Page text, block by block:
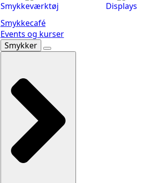
Smykkeværktøj
Displays
Smykkecafé
Events og kurser
Smykker